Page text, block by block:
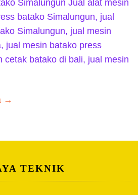
Simalungun Jual alat mesin
batako Simalungun, jual
Simalungun, jual mesin
jual mesin batako press
cetak batako di bali, jual mesin
→
TEKNIK